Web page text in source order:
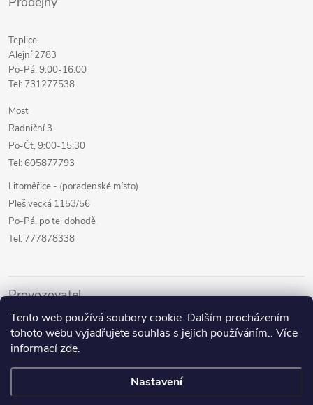
Tento web používá soubory cookie. Dalším procházením
tohoto webu vyjadřujete souhlas s jejich používáním.. Více
informacízde.
Nastavení
Teplice
Alejní 2783
Po-Pá, 9:00-16:00
Tel: 731277538
Most
Radniční 3
Po-Čt, 9:00-15:30
Tel: 605877793
Litoměřice - (poradenské místo)
Plešivecká 1153/56
Po-Pá, po tel dohodě
Tel: 777878338
Provozovatel
Internetový prodej
Kamenné prodejny
Půjčovna pomůcek
Poradenství a služby